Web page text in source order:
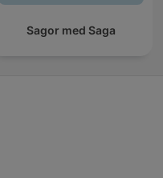
Sagor med Saga